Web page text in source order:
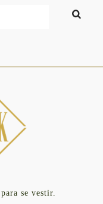
se vestir.